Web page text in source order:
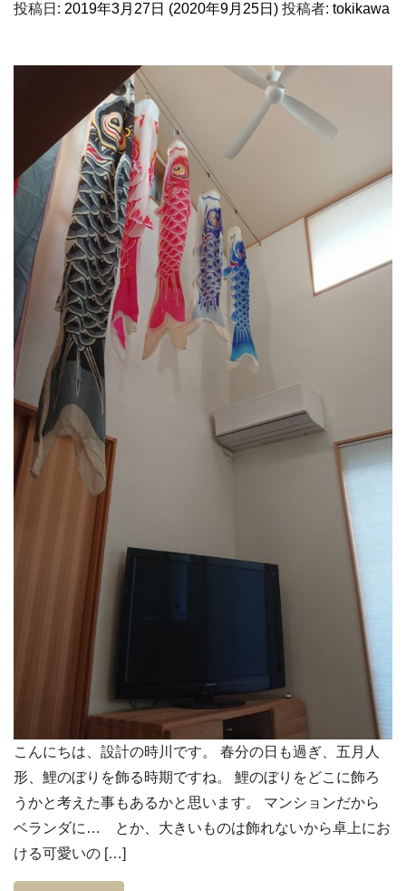
投稿日: 2019年3月27日 (2020年9月25日) 投稿者: tokikawa
こんにちは、設計の時川です。 春分の日も過ぎ、五月人
形、鯉のぼりを飾る時期ですね。 鯉のぼりをどこに飾ろ
うかと考えた事もあるかと思います。 マンションだから
ベランダに… とか、大きいものは飾れないから卓上にお
ける可愛いの […]